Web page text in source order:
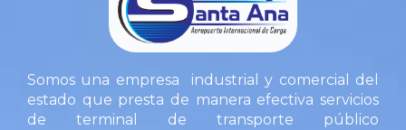
Somos una empresa industrial y comercial del
estado que presta de manera efectiva servicios
de terminal de transporte público